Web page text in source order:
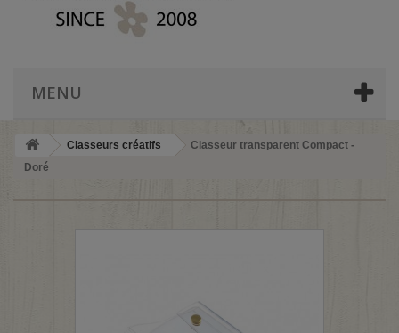
MENU
Classeurs créatifs
Classeur transparent Compact -
Doré